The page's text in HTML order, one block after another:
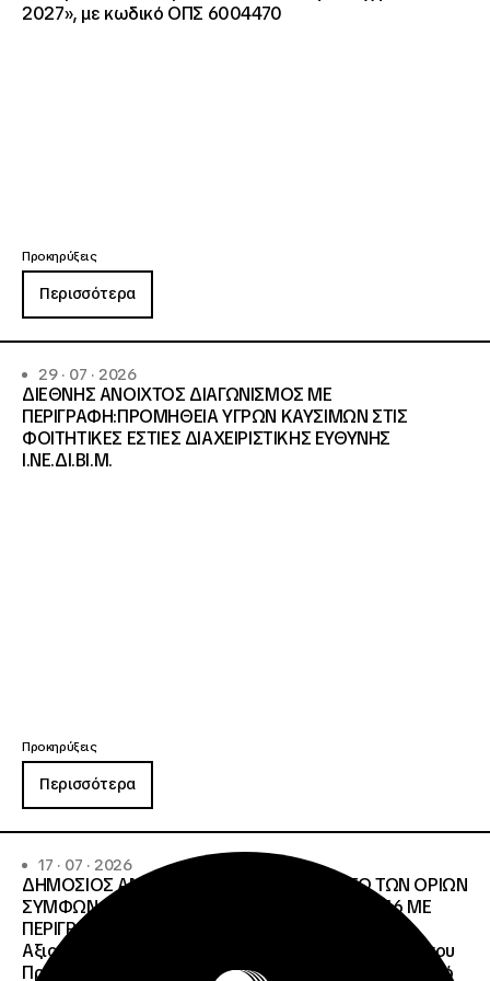
2027», με κωδικό ΟΠΣ 6004470
Προκηρύξεις
Περισσότερα
29 · 07 · 2026
ΔΙΕΘΝΗΣ ΑΝΟΙΧΤΟΣ ΔΙΑΓΩΝΙΣΜΟΣ ΜΕ
ΠΕΡΙΓΡΑΦΗ:ΠΡΟΜΗΘΕΙΑ ΥΓΡΩΝ ΚΑΥΣΙΜΩΝ ΣΤΙΣ
ΦΟΙΤΗΤΙΚΕΣ ΕΣΤΙΕΣ ΔΙΑΧΕΙΡΙΣΤΙΚΗΣ ΕΥΘΥΝΗΣ
Ι.ΝΕ.ΔΙ.ΒΙ.Μ.
Προκηρύξεις
Περισσότερα
17 · 07 · 2026
ΔΗΜΟΣΙΟΣ ΑΝΟΙΧΤΟΣ ΔΙΑΓΩΝΙΣΜΟΣ ΚΑΤΩ ΤΩΝ ΟΡΙΩΝ
ΣΥΜΦΩΝΑ ΜΕ ΤΟ ΑΡΘΡΟ 107 ΤΟΥ Ν.4412/2016 ΜΕ
ΠΕΡΙΓΡΑΦΗ: Διοργάνωση Κύκλου Κατάρτισης και
Αξιολόγησης (Training and Evaluation Cycle – TEC) του
Προγράμματος European Solidarity Corps (Ευρωπαϊκό